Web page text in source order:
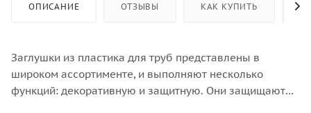
ОПИСАНИЕ ОТЗЫВЫ КАК КУПИТЬ
Заглушки из пластика для труб представлены в
широком ассортименте, и выполняют несколько
функций: декоративную и защитную. Они защищают